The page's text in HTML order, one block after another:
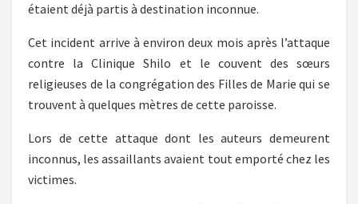
étaient déjà partis à destination inconnue.
Cet incident arrive à environ deux mois après l’attaque
contre la Clinique Shilo et le couvent des sœurs
religieuses de la congrégation des Filles de Marie qui se
trouvent à quelques mètres de cette paroisse.
Lors de cette attaque dont les auteurs demeurent
inconnus, les assaillants avaient tout emporté chez les
victimes.